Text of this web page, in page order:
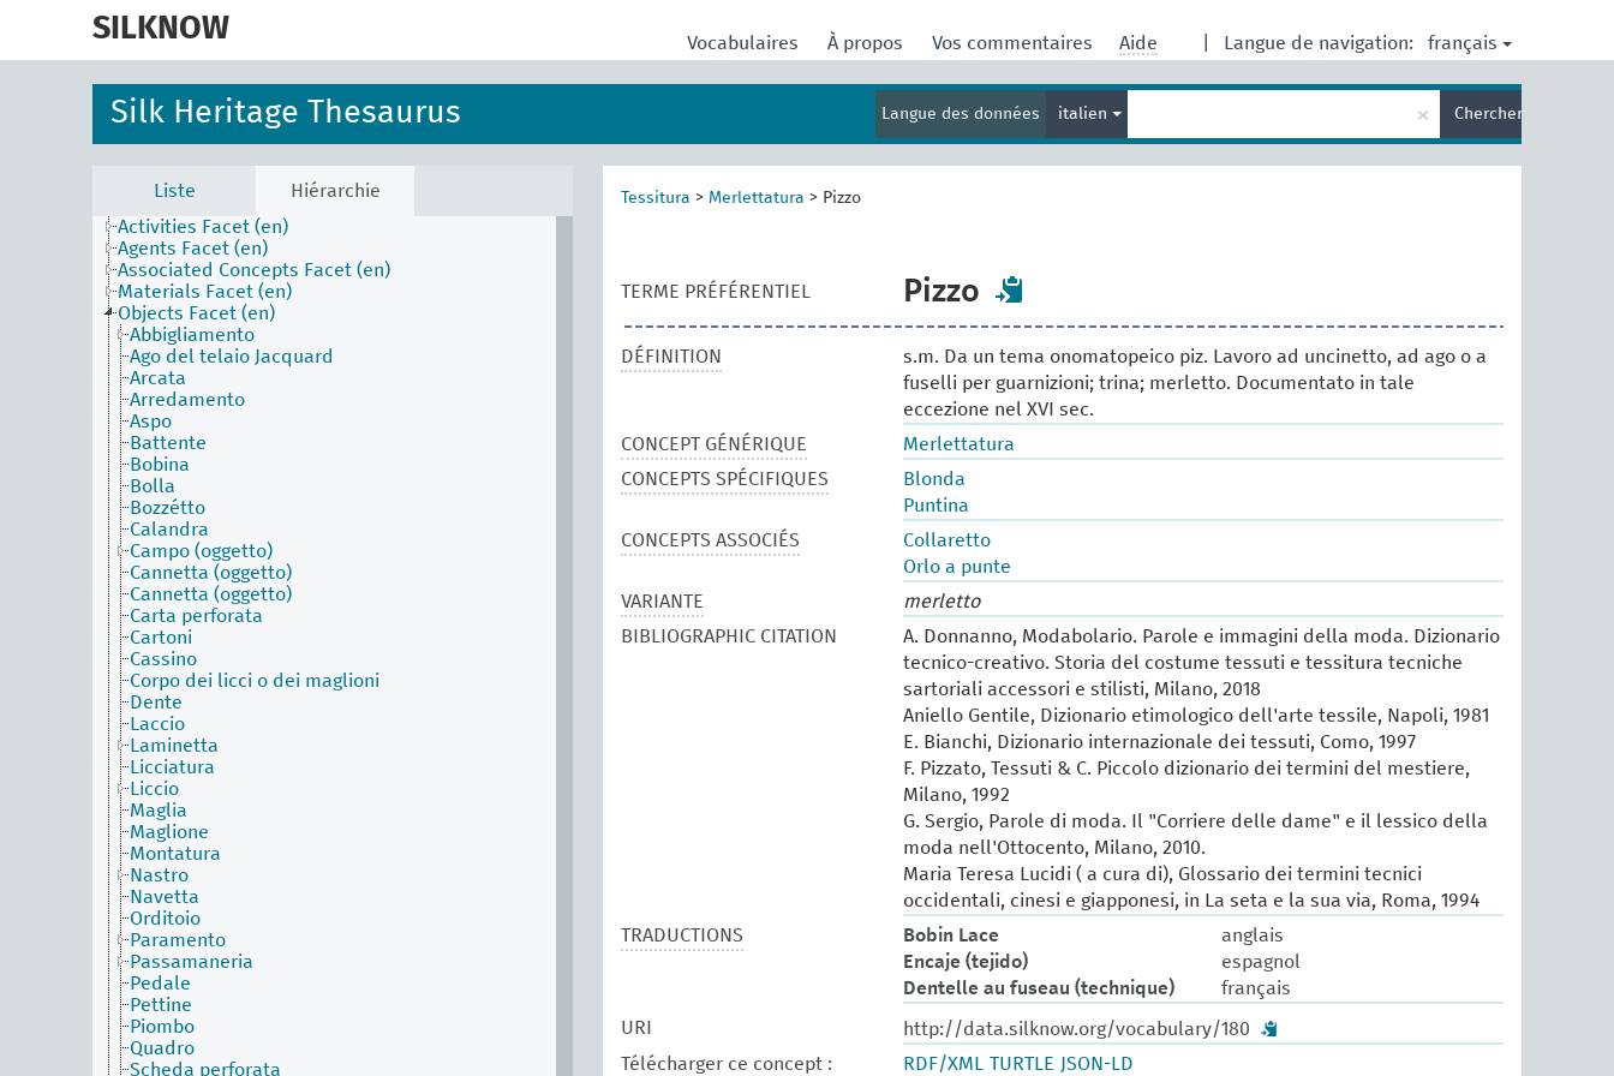
SILKNOW Langue de navigation: français
Vocabulaires À propos Vos commentaires Aide
Silk Heritage Thesaurus Langue des données italien
terme
de
× Chercher
Liste
Hiérarchie
Activities Facet (en)
Agents Facet (en)
Associated Concepts Facet (en)
Materials Facet (en)
Objects Facet (en)
Abbigliamento
Ago del telaio Jacquard
Arcata
Arredamento
Aspo
Battente
Bobina
Bolla
Bozzétto
Calandra
Campo (oggetto)
Cannetta (oggetto)
Cannetta (oggetto)
Carta perforata
Cartoni
Cassino
Corpo dei licci o dei maglioni
Dente
Laccio
Laminetta
Licciatura
Liccio
Maglia
Maglione
Montatura
Nastro
Navetta
Orditoio
Paramento
Passamaneria
Pedale
Pettine
Piombo
Quadro
Scheda perforata
Tessitura > Merlettatura > Pizzo
TERME PRÉFÉRENTIEL Pizzo
DÉFINITION
s.m. Da un tema onomatopeico piz. Lavoro ad uncinetto, ad ago o a
fuselli per guarnizioni; trina; merletto. Documentato in tale
eccezione nel XVI sec.
CONCEPT GÉNÉRIQUE
Merlettatura
CONCEPTS SPÉCIFIQUES
Blonda
Puntina
CONCEPTS ASSOCIÉS
Collaretto
Orlo a punte
VARIANTE
merletto
BIBLIOGRAPHIC CITATION
A. Donnanno, Modabolario. Parole e immagini della moda. Dizionario
tecnico-creativo. Storia del costume tessuti e tessitura tecniche
sartoriali accessori e stilisti, Milano, 2018
Aniello Gentile, Dizionario etimologico dell'arte tessile, Napoli, 1981
E. Bianchi, Dizionario internazionale dei tessuti, Como, 1997
F. Pizzato, Tessuti & C. Piccolo dizionario dei termini del mestiere,
Milano, 1992
G. Sergio, Parole di moda. Il "Corriere delle dame" e il lessico della
moda nell'Ottocento, Milano, 2010.
Maria Teresa Lucidi ( a cura di), Glossario dei termini tecnici
occidentali, cinesi e giapponesi, in La seta e la sua via, Roma, 1994
TRADUCTIONS
Bobin Lace
anglais
Encaje (tejido)
espagnol
Dentelle au fuseau (technique)
français
URI
http://data.silknow.org/vocabulary/180
Télécharger ce concept :
RDF/XML TURTLE JSON-LD